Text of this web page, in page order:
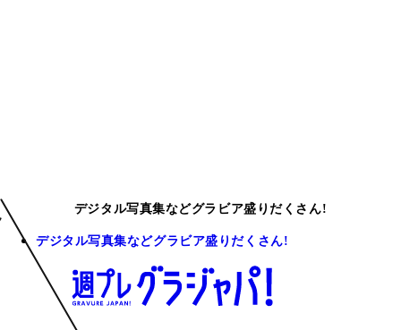
デジタル写真集などグラビア盛りだくさん!
デジタル写真集などグラビア盛りだくさん!